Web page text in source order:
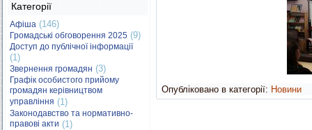
Категорії
Афіша (146)
Громадські обговорення 2025 (9)
Доступ до публічної інформації
(1)
Звернення громадян (3)
Графік особистого прийому
громадян керівництвом
управління (1)
Законодавство та нормативно-
правові акти (1)
Опубліковано в категорії: Новини